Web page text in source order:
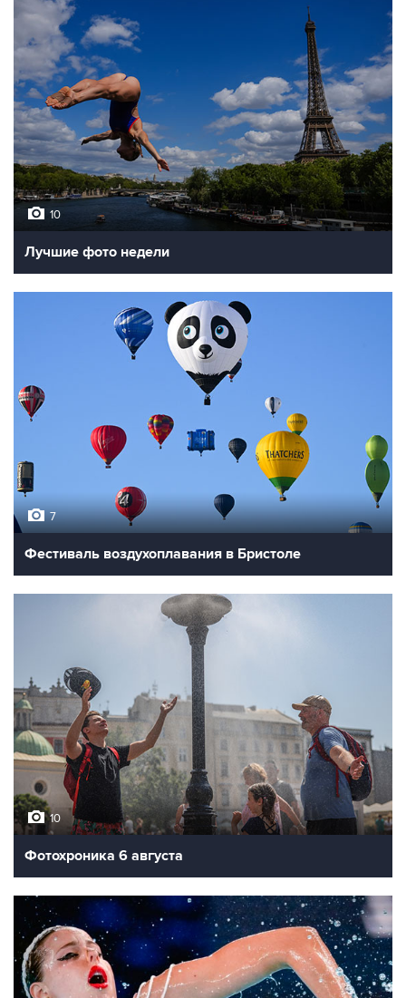
10
Лучшие фото недели
7
Фестиваль воздухоплавания в Бристоле
10
Фотохроника 6 августа